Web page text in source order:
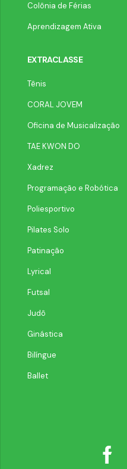
Colônia de Férias
Aprendizagem Ativa
EXTRACLASSE
Tênis
CORAL JOVEM
Oficina de Musicalização
TAE KWON DO
Xadrez
Programação e Robótica
Poliesportivo
Pilates Solo
Patinação
Lyrical
Futsal
Judô
Ginástica
Bilíngue
Ballet